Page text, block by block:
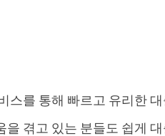
스를 통해 빠르고 유리한
겪고 있는 분들도 쉽게